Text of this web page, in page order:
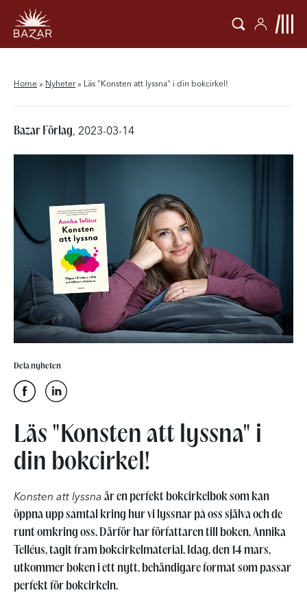
Home » Nyheter» Läs "Konsten att lyssna" i din bokcirkel!
Bazar Förlag, 2023-03-14
Dela nyheten
Läs "Konsten att lyssna" i
din bokcirkel!
Konsten att lyssna är en perfekt bokcirkelbok som kan
öppna upp samtal kring hur vi lyssnar på oss själva och de
runt omkring oss. Därför har författaren till boken, Annika
Telléus, tagit fram bokcirkelmaterial. Idag, den 14 mars,
utkommer boken i ett nytt, behändigare format som passar
perfekt för bokcirkeln.